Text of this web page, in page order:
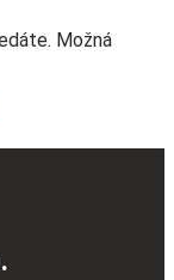
Možná